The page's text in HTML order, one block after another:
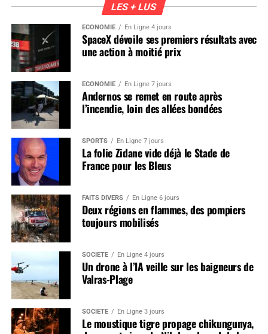
LES + LUS
ÉCONOMIE En Ligne 4 jours
SpaceX dévoile ses premiers résultats avec
une action à moitié prix
ÉCONOMIE En Ligne 7 jours
Andernos se remet en route après
l’incendie, loin des allées bondées
SPORTS En Ligne 7 jours
La folie Zidane vide déjà le Stade de
France pour les Bleus
FAITS DIVERS En Ligne 6 jours
Deux régions en flammes, des pompiers
toujours mobilisés
SOCIÉTÉ En Ligne 4 jours
Un drone à l’IA veille sur les baigneurs de
Valras-Plage
SOCIÉTÉ En Ligne 3 jours
Le moustique tigre propage chikungunya,